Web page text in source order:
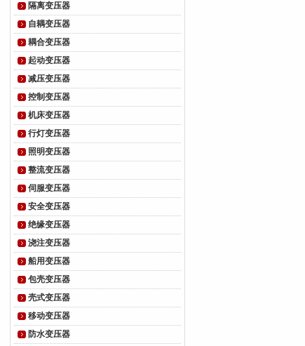
隔离变压器
自耦变压器
耦合变压器
起动变压器
减压变压器
控制变压器
机床变压器
行灯变压器
照明变压器
整流变压器
伺服变压器
安全变压器
绝缘变压器
浇注变压器
船用变压器
包壳变压器
壳式变压器
移动变压器
防水变压器